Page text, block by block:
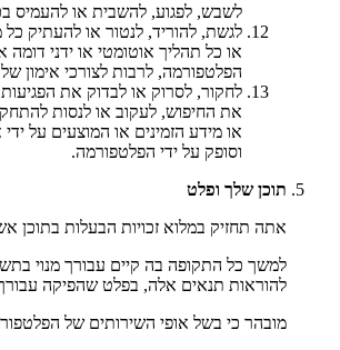
לשבש, לפגוע, להשבית או להעמיס
לגשת, להוריד, לנטור או להעתיק
או כל תהליך אוטומטי או ידני
הפלטפורמה, לרבות לצורכי אימון
לחקור, לסרוק או לבדוק את
את החיפוש, לעקוב או לנסות
או מידע הזמינים או המוצעים על
וסופק על ידי הפלטפורמה.
תוכן שלך ופלט
אתה תחזיק במלוא זכויות הבעלות בתוכן
למשך כל התקופה בה קיים עבורך מנוי
להוראות תנאים אלה, בפלט שהפיקה
מובהר כי בשל אופי השירותים של